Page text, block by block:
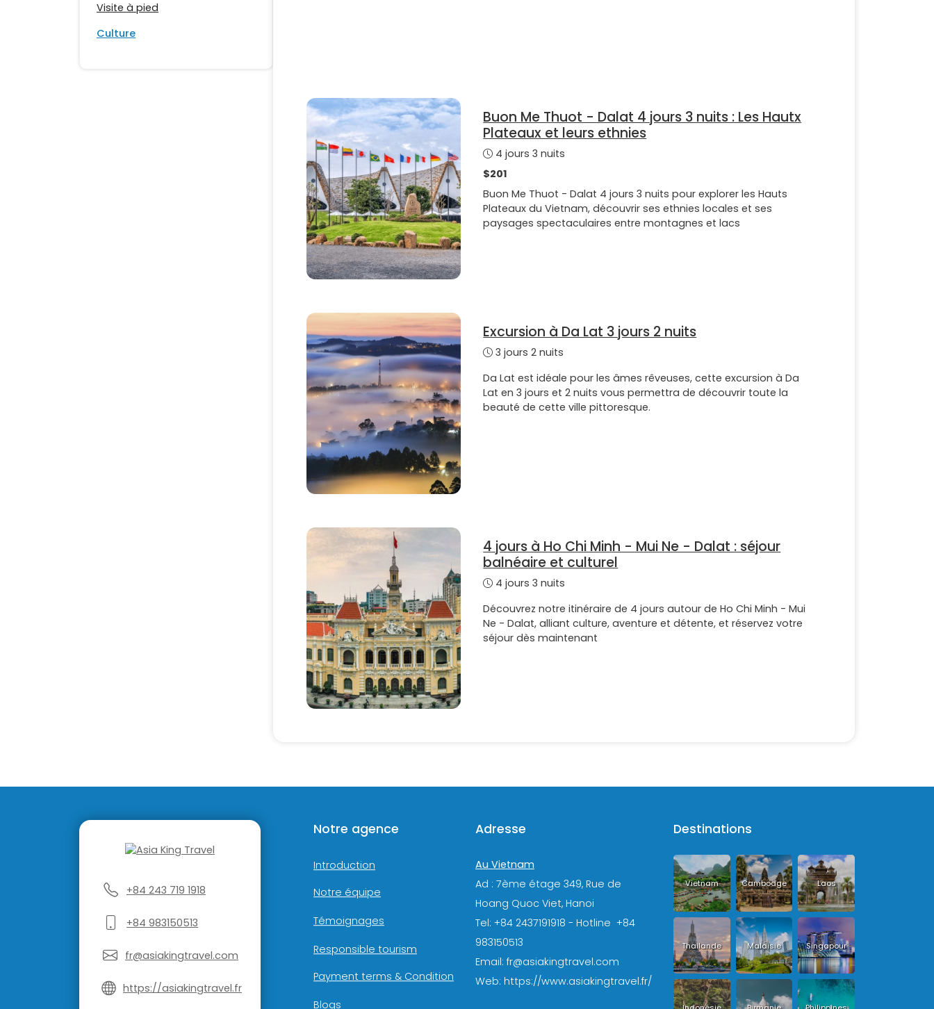
Visite à pied
Culture
Buon Me Thuot - Dalat 4 jours 3 nuits : Les Hautx
Plateaux et leurs ethnies
4 jours 3 nuits
$201
Buon Me Thuot - Dalat 4 jours 3 nuits pour explorer les Hauts
Plateaux du Vietnam, découvrir ses ethnies locales et ses
paysages spectaculaires entre montagnes et lacs
Excursion à Da Lat 3 jours 2 nuits
3 jours 2 nuits
Da Lat est idéale pour les âmes rêveuses, cette excursion à Da
Lat en 3 jours et 2 nuits vous permettra de découvrir toute la
beauté de cette ville pittoresque.
4 jours à Ho Chi Minh - Mui Ne - Dalat : séjour
balnéaire et culturel
4 jours 3 nuits
Découvrez notre itinéraire de 4 jours autour de Ho Chi Minh - Mui
Ne - Dalat, alliant culture, aventure et détente, et réservez votre
séjour dès maintenant
+84 243 719 1918
+84 983150513
fr@asiakingtravel.com
https://asiakingtravel.fr
Notre agence
Introduction
Notre équipe
Témoignages
Responsible tourism
Payment terms & Condition
Blogs
Adresse
Au Vietnam
Ad : 7ème étage 349, Rue de
Hoang Quoc Viet, Hanoi
Tel: +84 2437191918 - Hotline +84
983150513
Email: fr@asiakingtravel.com
Web: https://www.asiakingtravel.fr/
Destinations
Vietnam Cambodge Laos
Thailande Malaisie Singapour